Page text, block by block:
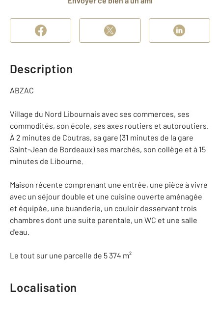
Description
ABZAC
Village du Nord Libournais avec ses commerces, ses
commodités, son école, ses axes routiers et autoroutiers.
À 2 minutes de Coutras, sa gare (31 minutes de la gare
Saint-Jean de Bordeaux) ses marchés, son collège et à 15
minutes de Libourne.
Maison récente comprenant une entrée, une pièce à vivre
avec un séjour double et une cuisine ouverte aménagée
et équipée, une buanderie, un couloir desservant trois
chambres dont une suite parentale, un WC et une salle
d'eau.
Le tout sur une parcelle de 5 374 m²
Localisation